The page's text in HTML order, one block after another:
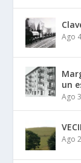
Ago
un
Ago
Ago